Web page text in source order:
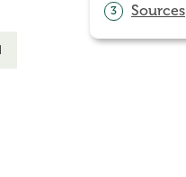
3 Sources